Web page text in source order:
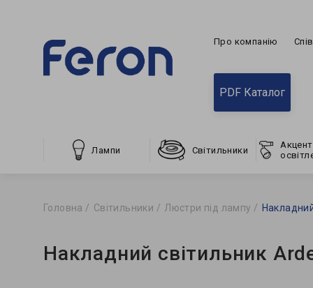
Про компанію
PDF Каталог
Лампи Світильники
Головна Світильники Люстри під лампу
Накладний світильник